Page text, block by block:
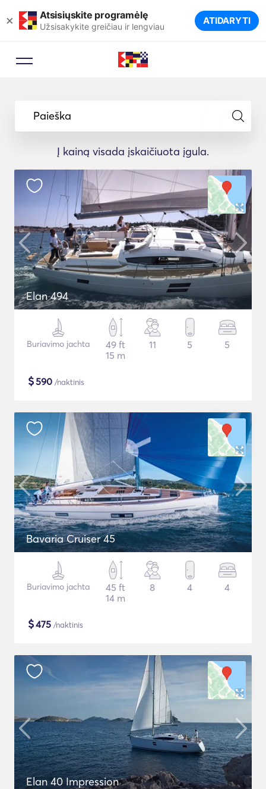
× Atsisiųskite programėlę
Užsisakykite greičiau ir lengviau ATIDARYTI
Paieška
Į kainą visada įskaičiuota įgula.
Elan 494
Buriavimo jachta
49 ft
15 m
11 5 5
$590 /naktinis
Bavaria Cruiser 45
Buriavimo jachta
45 ft
14 m
8 4 4
$475 /naktinis
Elan 40 Impression